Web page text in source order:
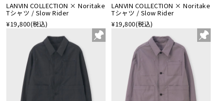
LANVIN COLLECTION × Noritake
Tシャツ / Slow Rider
¥19,800(税込)
LANVIN COLLECTION × Noritake
Tシャツ / Slow Rider
¥19,800(税込)